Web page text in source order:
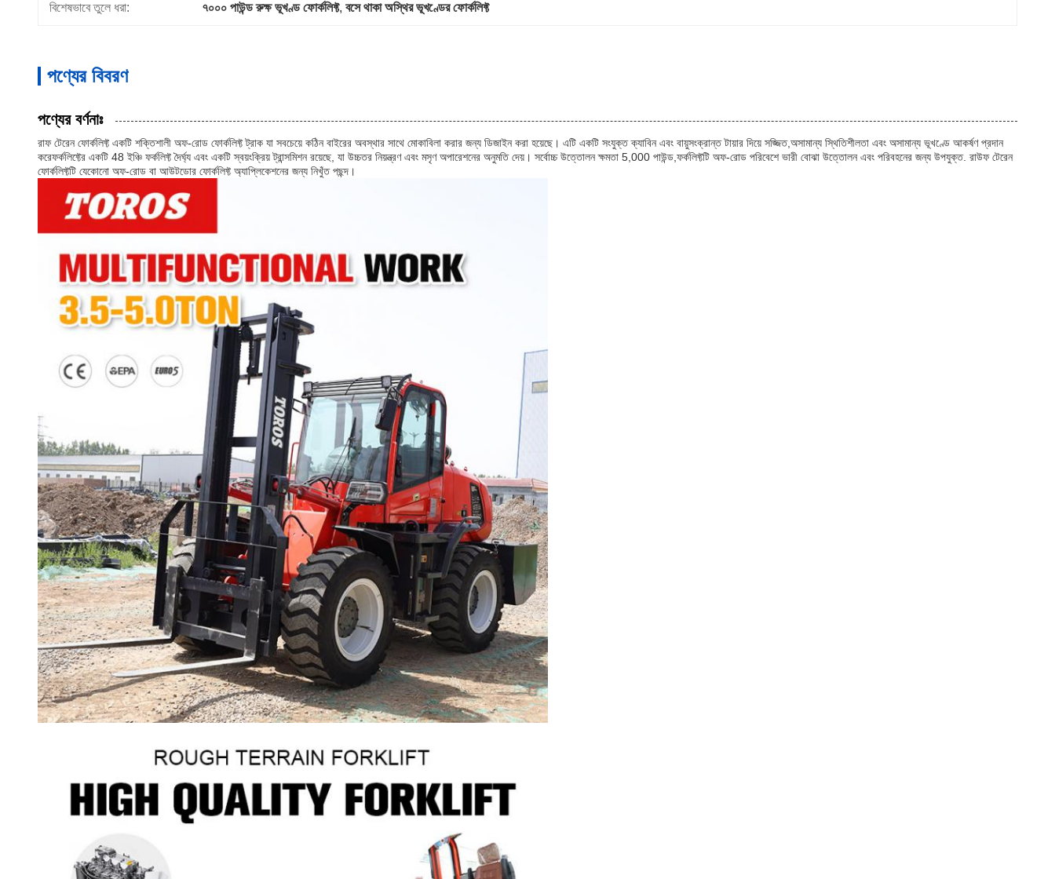
বিশেষভাবে তুলে ধরা: ৭০০০ পাউন্ড রুক্ষ ভূখণ্ড ফোর্কলিফ্ট, বসে থাকা অস্থির ভূখণ্ডের ফোর্কলিফ্ট
পণ্যের বিবরণ
পণ্যের বর্ণনাঃ
রাফ টেরেন ফোর্কলিফ্ট একটি শক্তিশালী অফ-রোড ফোর্কলিফ্ট ট্রাক যা সবচেয়ে কঠিন বাইরের অবস্থার সাথে মোকাবিলা করার জন্য ডিজাইন করা হয়েছে। এটি একটি সংযুক্ত ক্যাবিন এবং বায়ুসংক্রান্ত টায়ার দিয়ে সজ্জিত,অসামান্য স্থিতিশীলতা এবং অসামান্য ভূখণ্ডে আকর্ষণ প্রদান
করেফর্কলিফ্টের একটি 48 ইঞ্চি ফর্কলিফ্ট দৈর্ঘ্য এবং একটি স্বয়ংক্রিয় ট্রান্সমিশন রয়েছে, যা উচ্চতর নিয়ন্ত্রণ এবং মসৃণ অপারেশনের অনুমতি দেয়। সর্বোচ্চ উত্তোলন ক্ষমতা 5,000 পাউন্ড,ফর্কলিফ্টটি অফ-রোড পরিবেশে ভারী বোঝা উত্তোলন এবং পরিবহনের জন্য উপযুক্ত. রাউফ টেরেন
ফোর্কলিফ্টটি যেকোনো অফ-রোড বা আউটডোর ফোর্কলিফ্ট অ্যাপ্লিকেশনের জন্য নিখুঁত পছন্দ।